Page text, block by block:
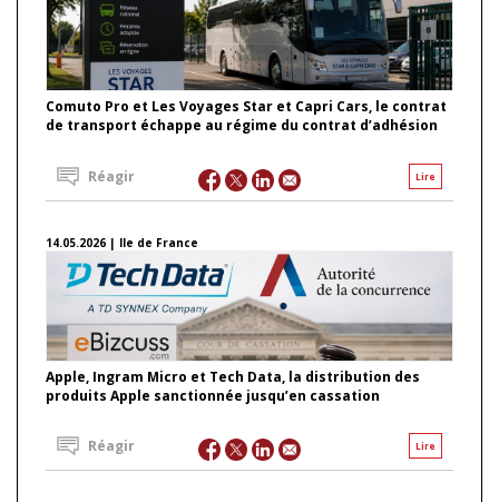
Comuto Pro et Les Voyages Star et Capri Cars, le contrat
de transport échappe au régime du contrat d’adhésion
Lire
Réagir
14.05.2026 | Ile de France
Apple, Ingram Micro et Tech Data, la distribution des
produits Apple sanctionnée jusqu’en cassation
Lire
Réagir